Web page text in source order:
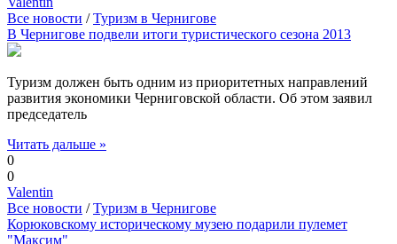
Все новости /Туризм в Чернигове
В Чернигове подвели итоги туристического сезона 2013
Туризм должен быть одним из приоритетных направлений
развития экономики Черниговской области. Об этом заявил
председатель
Читать дальше »
0
0
Valentin
Все новости /Туризм в Чернигове
Корюковскому историческому музею подарили пулемет
"Максим"